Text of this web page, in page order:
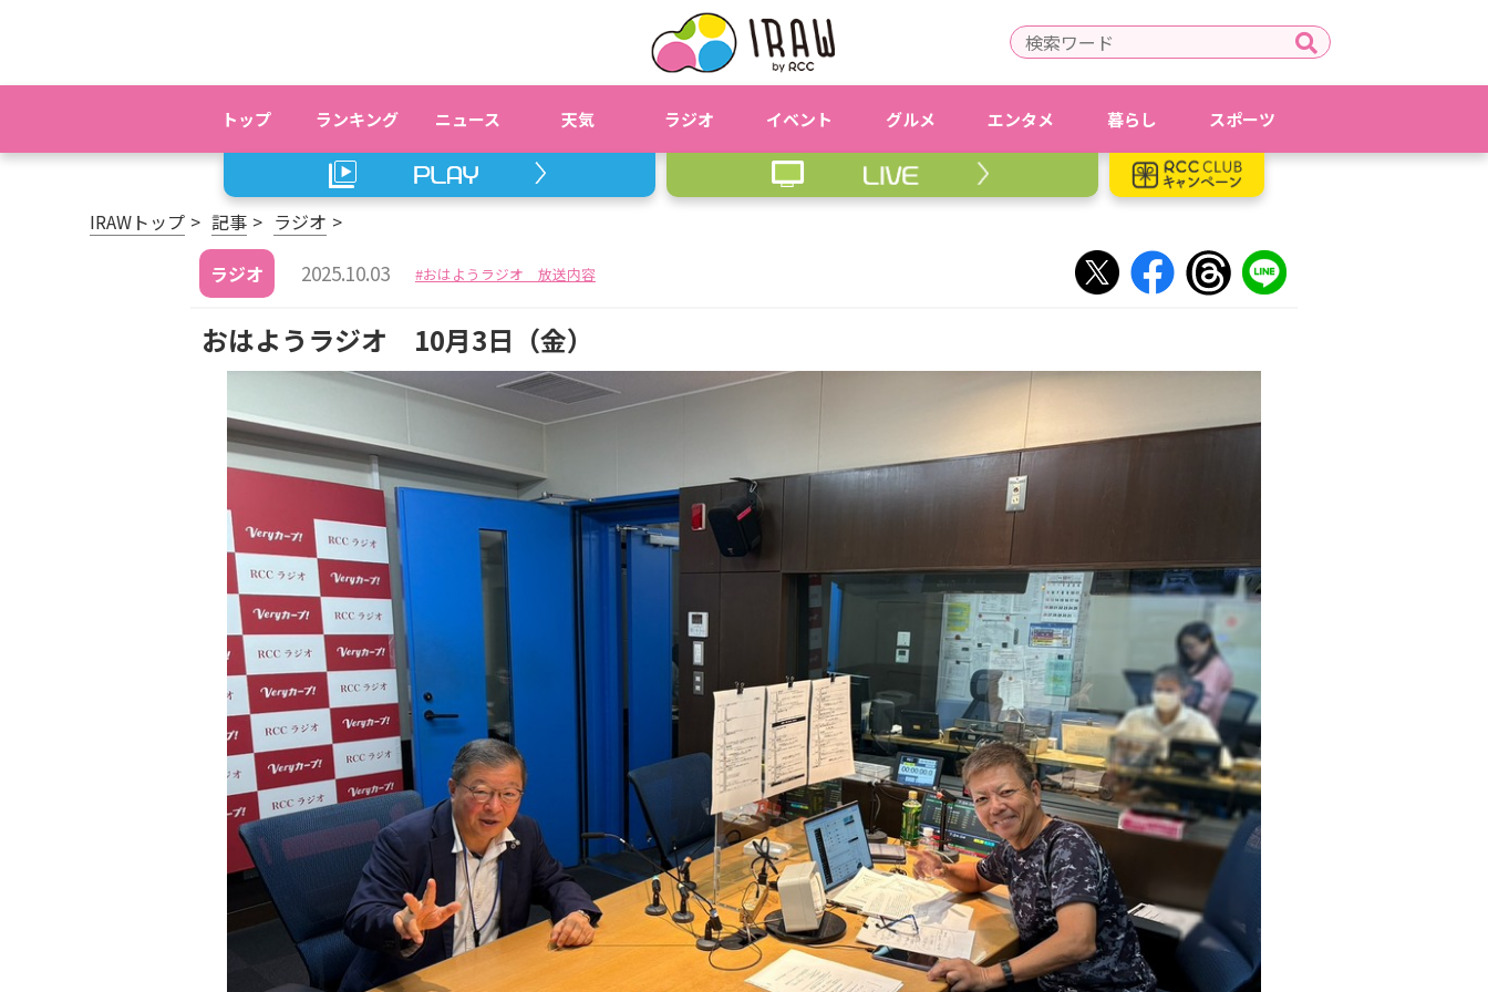
トップ ランキング ニュース 天気 ラジオ イベント グルメ エンタメ 暮らし スポーツ
IRAWトップ 記事
ラジオ
ラジオ
2025.10.03 おはようラジオ 放送内容
おはようラジオ 10月3日（金）